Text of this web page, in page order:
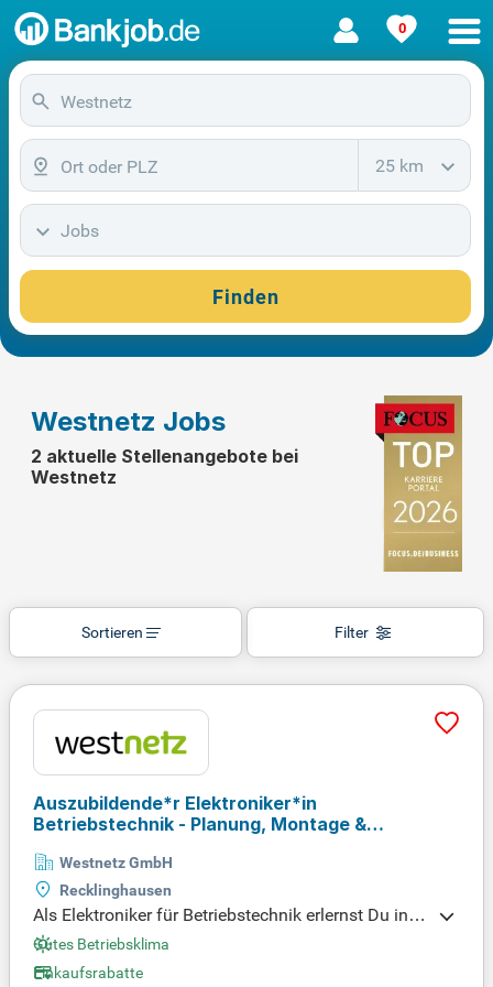
0
25 km
Jobs
Finden
Westnetz Jobs
2 aktuelle Stellenangebote bei
Westnetz
Filter
Sortieren
Auszubildende*r Elektroniker*in
Betriebstechnik - Planung, Montage &
Westnetz GmbH
Recklinghausen
Als Elektroniker für Betriebstechnik erlernst Du in 3,
5 Jahren essentielle Fähigkeiten zur Installation, Pr
üfung und Reparatur elektrischer Anlagen. Du plan
Gutes Betriebsklima
Einkaufsrabatte